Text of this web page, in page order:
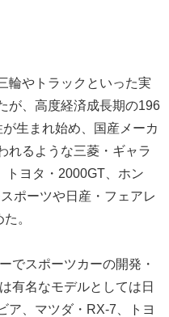
輪やトラックといった実
が、高度経済成長期の196
生まれ始め、国産メーカ
れるような三菱・ギャラ
トヨタ・2000GT、ホン
ポーツや日産・フェアレ
。
でスポーツカーの開発・
有名なモデルとしては日
ア、マツダ・RX-7、トヨ